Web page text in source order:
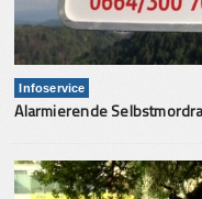
Infoservice
Alarmierende